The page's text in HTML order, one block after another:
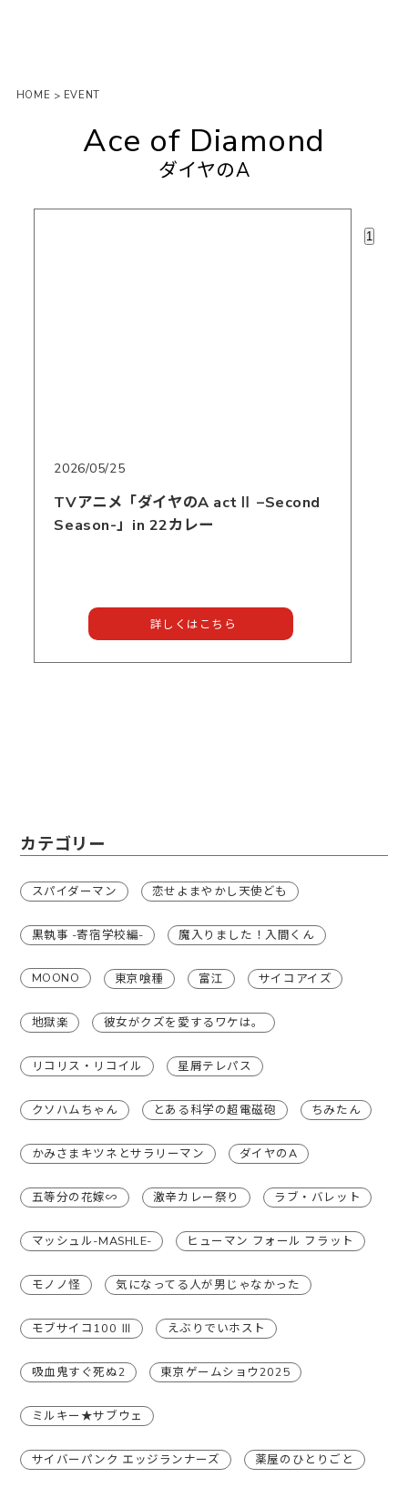
HOME > EVENT
Ace of Diamond
ダイヤのA
2026/05/25
TVアニメ「ダイヤのA actⅡ –Second
Season-」in 22カレー
詳しくはこちら
1
カテゴリー
スパイダーマン 恋せよまやかし天使ども
黒執事 -寄宿学校編- 魔入りました！入間くん
MOONO 東京喰種 富江 サイコアイズ
地獄楽 彼女がクズを愛するワケは。
リコリス・リコイル 星屑テレパス
クソハムちゃん とある科学の超電磁砲 ちみたん
かみさまキツネとサラリーマン ダイヤのA
五等分の花嫁∽ 激辛カレー祭り ラブ・バレット
マッシュル-MASHLE- ヒューマン フォール フラット
モノノ怪 気になってる人が男じゃなかった
モブサイコ100 Ⅲ えぶりでいホスト
吸血鬼すぐ死ぬ2 東京ゲームショウ2025
ミルキー★サブウェ
サイバーパンク エッジランナーズ 薬屋のひとりごと